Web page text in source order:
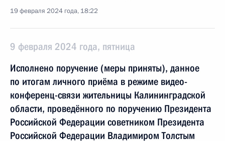
19 февраля 2024 года, 18:22
9 февраля 2024 года, пятница
Исполнено поручение (меры приняты), данное
по итогам личного приёма в режиме видео-
конференц-связи жительницы Калининградской
области, проведённого по поручению Президента
Российской Федерации советником Президента
Российской Федерации Владимиром Толстым